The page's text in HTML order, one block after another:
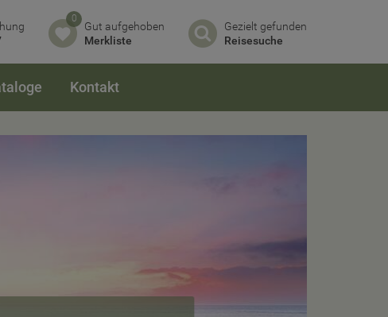
0
Gut aufgehoben
Merkliste
Gezielt gefunden
Reisesuche
Kontakt